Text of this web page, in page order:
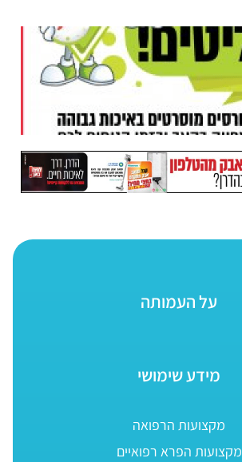
על העמותה
מידע שימושי
מקצועות הרפואה
מקצועות הפרא רפואיים